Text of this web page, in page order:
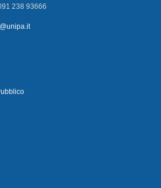
238 93666